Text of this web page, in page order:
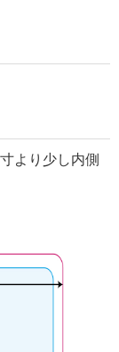
より少し内側